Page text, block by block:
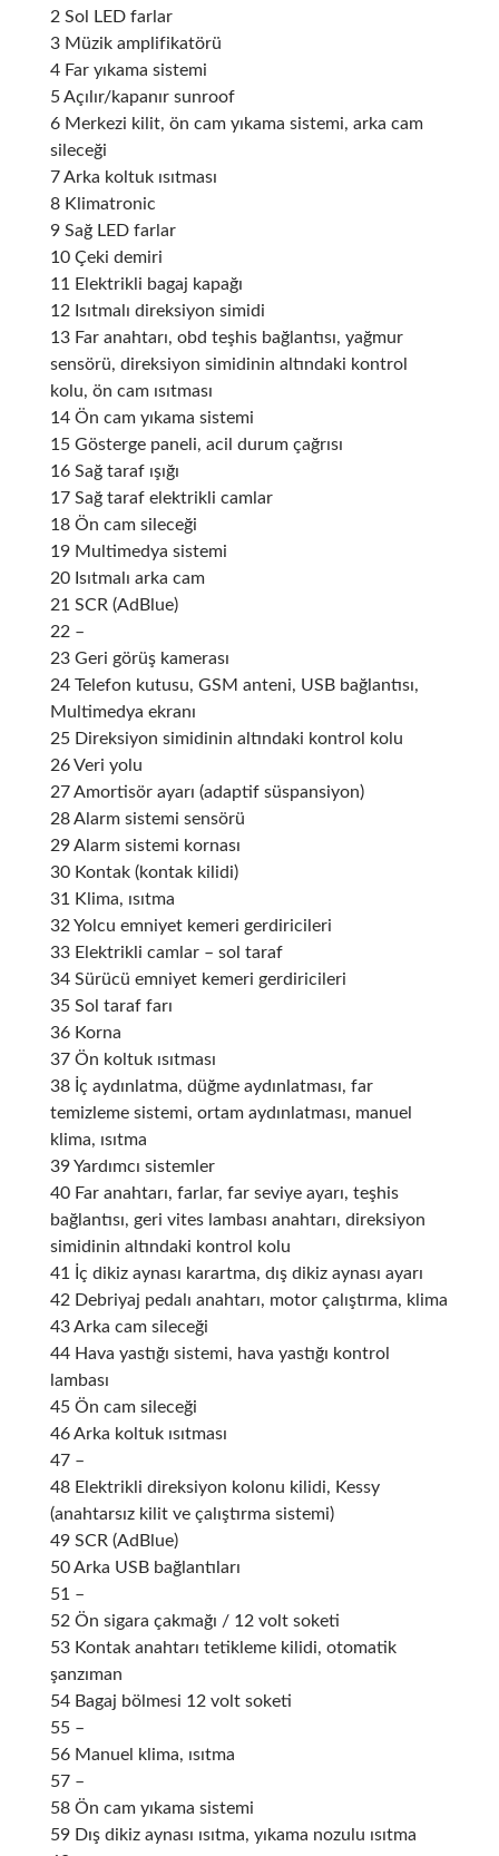
2 Sol LED farlar
3 Müzik amplifikatörü
4 Far yıkama sistemi
5 Açılır/kapanır sunroof
6 Merkezi kilit, ön cam yıkama sistemi, arka cam
sileceği
7 Arka koltuk ısıtması
8 Klimatronic
9 Sağ LED farlar
10 Çeki demiri
11 Elektrikli bagaj kapağı
12 Isıtmalı direksiyon simidi
13 Far anahtarı, obd teşhis bağlantısı, yağmur
sensörü, direksiyon simidinin altındaki kontrol
kolu, ön cam ısıtması
14 Ön cam yıkama sistemi
15 Gösterge paneli, acil durum çağrısı
16 Sağ taraf ışığı
17 Sağ taraf elektrikli camlar
18 Ön cam sileceği
19 Multimedya sistemi
20 Isıtmalı arka cam
21 SCR (AdBlue)
22 –
23 Geri görüş kamerası
24 Telefon kutusu, GSM anteni, USB bağlantısı,
Multimedya ekranı
25 Direksiyon simidinin altındaki kontrol kolu
26 Veri yolu
27 Amortisör ayarı (adaptif süspansiyon)
28 Alarm sistemi sensörü
29 Alarm sistemi kornası
30 Kontak (kontak kilidi)
31 Klima, ısıtma
32 Yolcu emniyet kemeri gerdiricileri
33 Elektrikli camlar – sol taraf
34 Sürücü emniyet kemeri gerdiricileri
35 Sol taraf farı
36 Korna
37 Ön koltuk ısıtması
38 İç aydınlatma, düğme aydınlatması, far
temizleme sistemi, ortam aydınlatması, manuel
klima, ısıtma
39 Yardımcı sistemler
40 Far anahtarı, farlar, far seviye ayarı, teşhis
bağlantısı, geri vites lambası anahtarı, direksiyon
simidinin altındaki kontrol kolu
41 İç dikiz aynası karartma, dış dikiz aynası ayarı
42 Debriyaj pedalı anahtarı, motor çalıştırma, klima
43 Arka cam sileceği
44 Hava yastığı sistemi, hava yastığı kontrol
lambası
45 Ön cam sileceği
46 Arka koltuk ısıtması
47 –
48 Elektrikli direksiyon kolonu kilidi, Kessy
(anahtarsız kilit ve çalıştırma sistemi)
49 SCR (AdBlue)
50 Arka USB bağlantıları
51 –
52 Ön sigara çakmağı / 12 volt soketi
53 Kontak anahtarı tetikleme kilidi, otomatik
şanzıman
54 Bagaj bölmesi 12 volt soketi
55 –
56 Manuel klima, ısıtma
57 –
58 Ön cam yıkama sistemi
59 Dış dikiz aynası ısıtma, yıkama nozulu ısıtma